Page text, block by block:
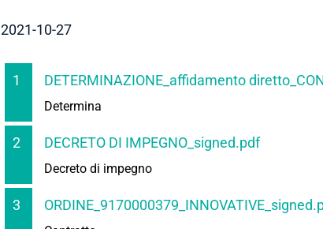
2021-10-27
1 DETERMINAZIONE_affidamento
Determina
2 DECRETO DI IMPEGNO_signed.pdf
Decreto di impegno
3